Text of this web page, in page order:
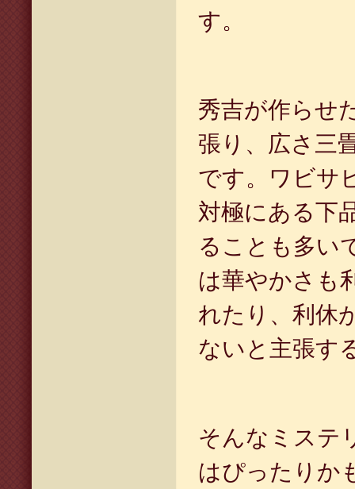
す。
秀吉が作らせ
張り、広さ三
です。ワビサ
対極にある下
ることも多い
は華やかさも
れたり、利休
ないと主張す
そんなミステ
はぴったりか